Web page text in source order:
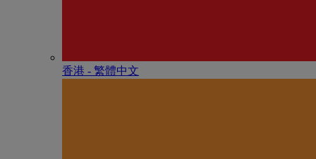
香港 - 繁體中文